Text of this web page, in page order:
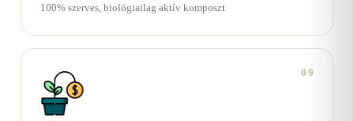
100% szerves, biológiailag aktív komposzt
09